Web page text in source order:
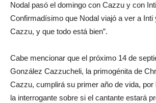
Nodal pasó el domingo con Cazzu y con
Confirmadísimo que Nodal viajó a ver a Inti
Cazzu, y que todo está bien”.
Cabe mencionar que el próximo 14 de
González Cazzucheli, la primogénita de
Cazzu, cumplirá su primer año de vida, por
la interrogante sobre si el cantante estará